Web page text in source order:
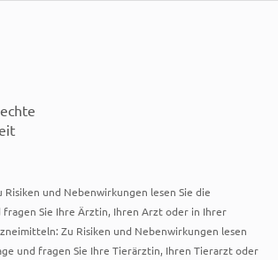
und Nebenwirkungen lesen Sie die
fragen Sie Ihre Ärztin, Ihren Arzt oder in Ihrer
Zu Risiken und Nebenwirkungen lesen
und fragen Sie Ihre Tierärztin, Ihren Tierarzt oder